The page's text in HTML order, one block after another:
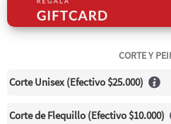
CORTE Y
Corte Unisex (Efectivo $25.000)
Corte de Flequillo (Efectivo $10.000)